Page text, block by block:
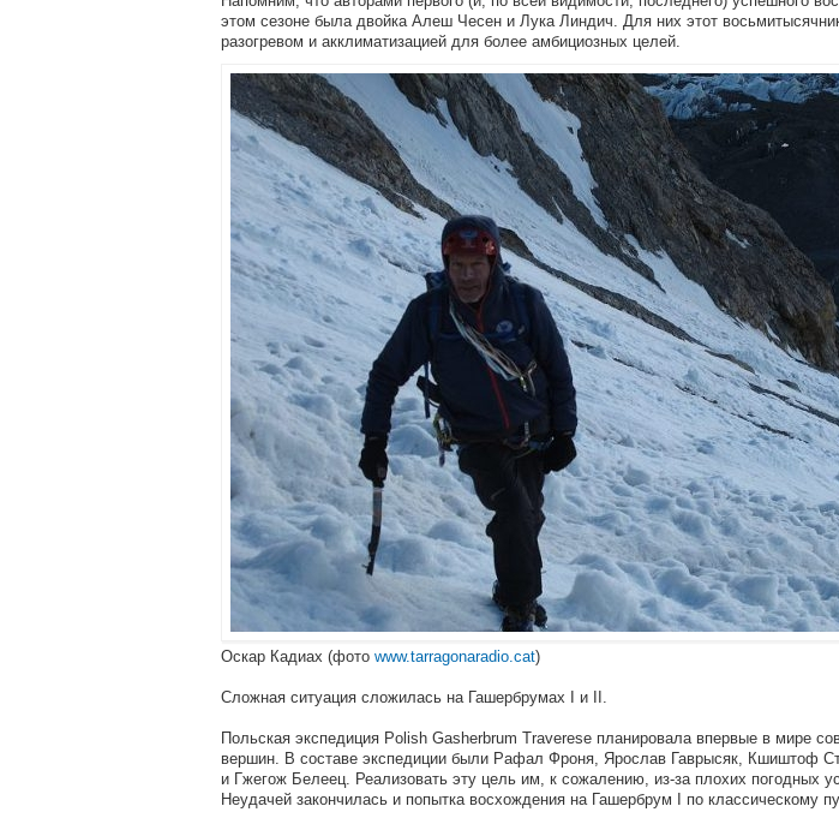
этом сезоне была двойка Алеш Чесен и Лука Линдич. Для них этот
разогревом и акклиматизацией для более амбициозных целей.
Оскар Кадиах (фото www.tarragonaradio.cat)
Сложная ситуация сложилась на Гашербрумах I и II.
Польская экспедиция Polish Gasherbrum Traverese планировала впервые в мире
вершин. В составе экспедиции были Рафал Фроня, Ярослав Гаврысяк, Кшиштоф
и Гжегож Белеец. Реализовать эту цель им, к сожалению, из-за плохих погодных
Неудачей закончилась и попытка восхождения на Гашербрум I по классическому